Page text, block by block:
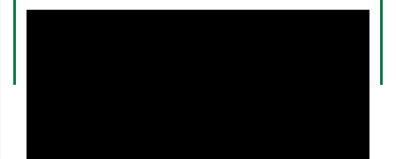
est ajoutée dans la formule pour absorber